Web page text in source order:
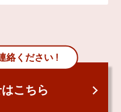
絡ください !
こちら